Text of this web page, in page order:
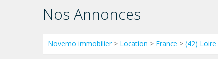
Nos Annonces
Novemo immobilier> Location > France > (42) Loire